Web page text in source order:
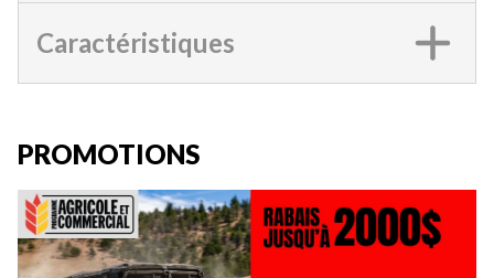
Caractéristiques
PROMOTIONS